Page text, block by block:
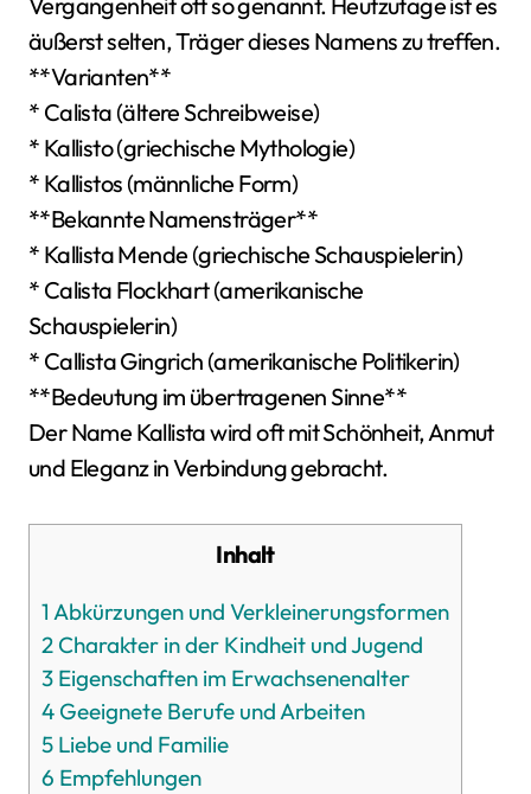
äußerst selten, Träger dieses Namens zu treffen.
**Varianten**
* Calista (ältere Schreibweise)
* Kallisto (griechische Mythologie)
* Kallistos (männliche Form)
**Bekannte Namensträger**
* Kallista Mende (griechische Schauspielerin)
* Calista Flockhart (amerikanische
Schauspielerin)
* Callista Gingrich (amerikanische Politikerin)
**Bedeutung im übertragenen Sinne**
Der Name Kallista wird oft mit Schönheit, Anmut
und Eleganz in Verbindung gebracht.
Inhalt
1 Abkürzungen und Verkleinerungsformen
2 Charakter in der Kindheit und Jugend
3 Eigenschaften im Erwachsenenalter
4 Geeignete Berufe und Arbeiten
5 Liebe und Familie
6 Empfehlungen